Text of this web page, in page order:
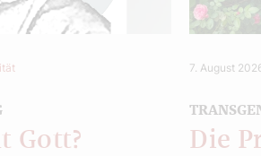
Gott?
7. August
Die